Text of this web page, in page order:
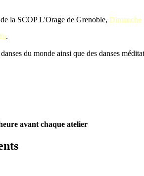
la SCOP L'Orage de Grenoble, Dimanche
.
du monde ainsi que des danses
avant chaque atelier